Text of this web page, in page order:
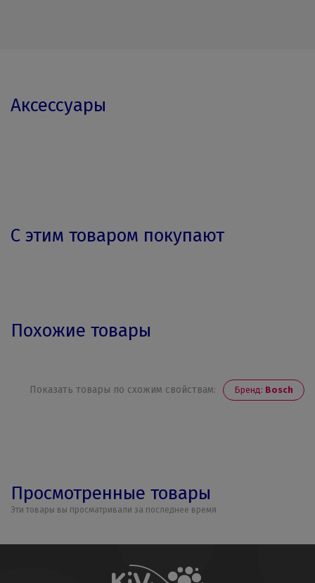
Аксессуары
С этим товаром покупают
Похожие товары
Показать товары по схожим свойствам: Бренд: Bosch
Просмотренные товары
Эти товары вы просматривали за последнее время